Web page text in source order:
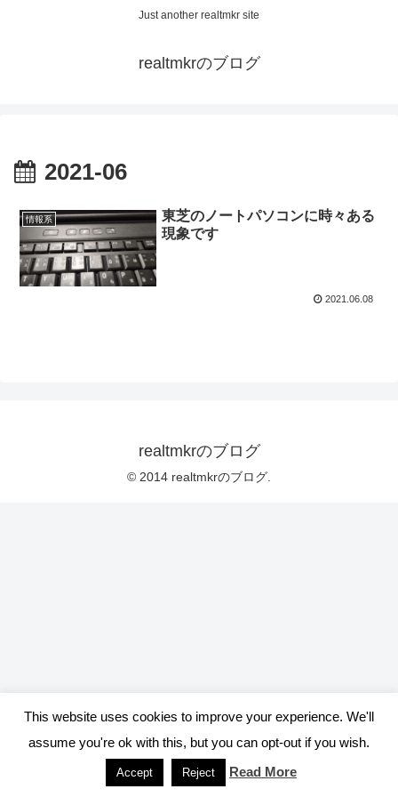
Just another realtmkr site
realtmkrのブログ
2021-06
情報系
東芝のノートパソコンに時々ある
現象です
2021.06.08
realtmkrのブログ
© 2014 realtmkrのブログ.
ホーム 検索
This website uses cookies to improve your experience. We'll
assume you're ok with this, but you can opt-out if you wish.
Accept Reject Read More